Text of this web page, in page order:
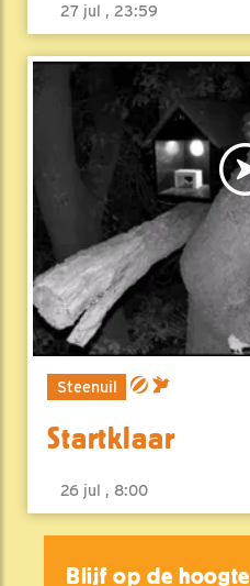
27 jul , 23:59
Steenuil
Startklaar
26 jul , 8:00
Blijf op de hoogte